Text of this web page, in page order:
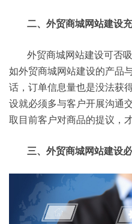
二、外贸商城网站建设
外贸商城网站建设可否
如外贸商城网站建设的产品
话，订单信息量也是没法获
设就必须多与客户开展沟通
取目前客户对商品的提议，
三、外贸商城网站建设